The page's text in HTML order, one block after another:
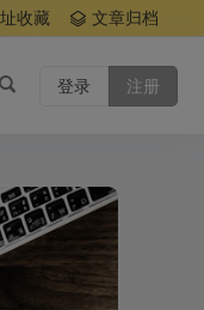
收藏 文章归档
登录 注册